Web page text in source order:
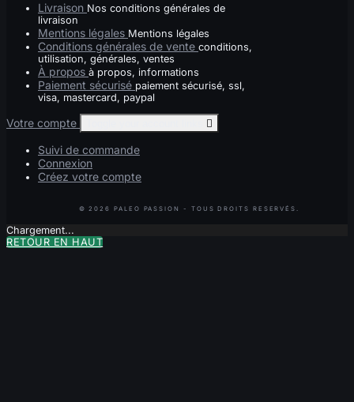
Livraison Nos conditions générales de
livraison
Mentions légales Mentions légales
Conditions générales de vente conditions,
utilisation, générales, ventes
À propos à propos, informations
Paiement sécurisé paiement sécurisé, ssl,
visa, mastercard, paypal
Votre compte 
Suivi de commande
Connexion
Créez votre compte
Chargement...
RETOUR EN HAUT